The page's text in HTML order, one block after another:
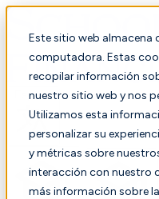
Este sitio web almacena
computadora. Estas
recopilar información
nuestro sitio web y nos
Utilizamos esta
personalizar su
y métricas sobre
interacción con nuestro
más información sobre
Español